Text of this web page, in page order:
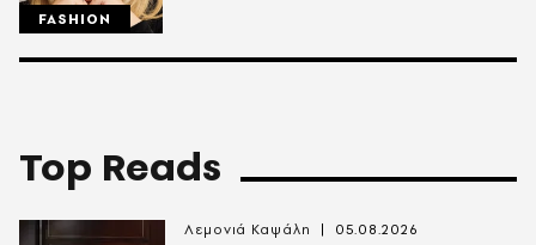
FASHION
Top Reads
Λεμονιά Καψάλη 05.08.2026